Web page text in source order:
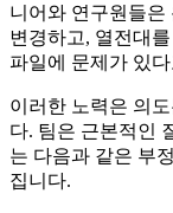
니어와 연구원들은
변경하고, 열전대
파일에 문제가 있
이러한 노력은 의
다. 팀은 근본적인
는 다음과 같은 부
집니다.